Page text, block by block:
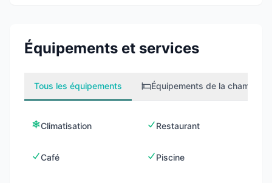
Équipements et services
Tous les équipements Équipements de la chambre
Climatisation Restaurant
Café Piscine